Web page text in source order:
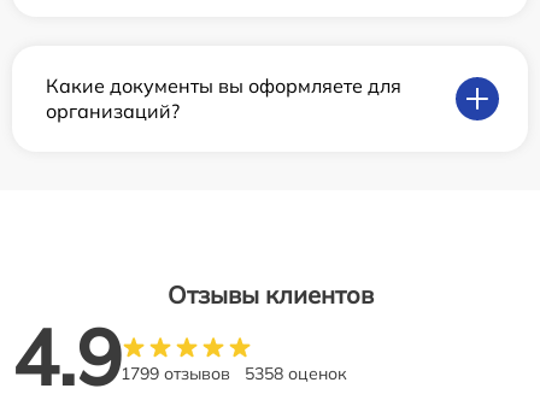
Какие документы вы оформляете для
организаций?
Отзывы клиентов
4.91799 отзывов 5358 оценок